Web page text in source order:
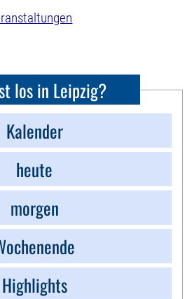
los in Leipzig?
Kalender
heute
morgen
Highlights